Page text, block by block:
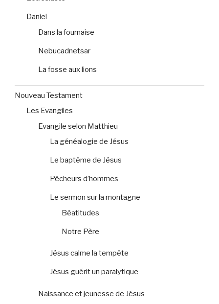
Daniel
Dans la fournaise
Nebucadnetsar
La fosse aux lions
Nouveau Testament
Les Evangiles
Evangile selon Matthieu
La généalogie de Jésus
Le baptême de Jésus
Pêcheurs d’hommes
Le sermon sur la montagne
Béatitudes
Notre Père
Jésus calme la tempête
Jésus guérit un paralytique
Naissance et jeunesse de Jésus